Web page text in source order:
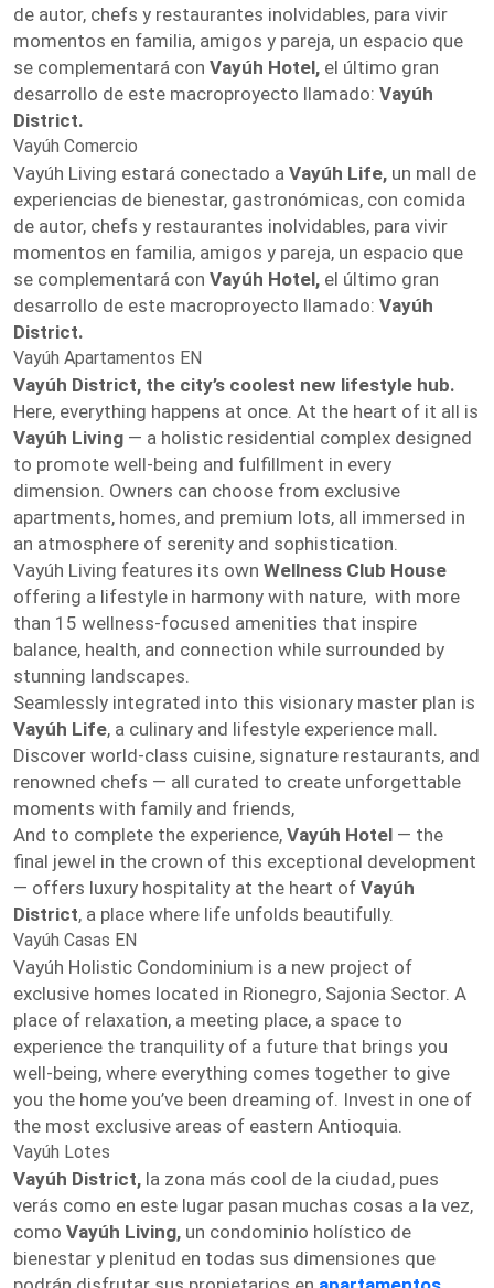
de autor, chefs y restaurantes inolvidables, para vivir
momentos en familia, amigos y pareja, un espacio que
se complementará con Vayúh Hotel, el último gran
desarrollo de este macroproyecto llamado: Vayúh
District.
Vayúh Comercio
Vayúh Living estará conectado a Vayúh Life, un mall de
experiencias de bienestar, gastronómicas, con comida
de autor, chefs y restaurantes inolvidables, para vivir
momentos en familia, amigos y pareja, un espacio que
se complementará con Vayúh Hotel, el último gran
desarrollo de este macroproyecto llamado: Vayúh
District.
Vayúh Apartamentos EN
Vayúh District, the city’s coolest new lifestyle hub.
Here, everything happens at once. At the heart of it all is
Vayúh Living — a holistic residential complex designed
to promote well-being and fulfillment in every
dimension. Owners can choose from exclusive
apartments, homes, and premium lots, all immersed in
an atmosphere of serenity and sophistication.
Vayúh Living features its own Wellness Club House
offering a lifestyle in harmony with nature, with more
than 15 wellness-focused amenities that inspire
balance, health, and connection while surrounded by
stunning landscapes.
Seamlessly integrated into this visionary master plan is
Vayúh Life, a culinary and lifestyle experience mall.
Discover world-class cuisine, signature restaurants, and
renowned chefs — all curated to create unforgettable
moments with family and friends,
And to complete the experience, Vayúh Hotel — the
final jewel in the crown of this exceptional development
— offers luxury hospitality at the heart of Vayúh
District, a place where life unfolds beautifully.
Vayúh Casas EN
Vayúh Holistic Condominium is a new project of
exclusive homes located in Rionegro, Sajonia Sector. A
place of relaxation, a meeting place, a space to
experience the tranquility of a future that brings you
well-being, where everything comes together to give
you the home you’ve been dreaming of. Invest in one of
the most exclusive areas of eastern Antioquia.
Vayúh Lotes
Vayúh District, la zona más cool de la ciudad, pues
verás como en este lugar pasan muchas cosas a la vez,
como Vayúh Living, un condominio holístico de
bienestar y plenitud en todas sus dimensiones que